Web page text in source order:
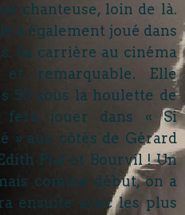
chanteuse, loin de là.
a également joué dans
Sa carrière au cinéma
et remarquable. Elle
50 sous la houlette de
fera jouer dans « Si
» aux côtés de Gérard
Piaf et Bourvil ! Un
comme début, on a
ensuite avec les plus